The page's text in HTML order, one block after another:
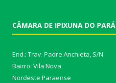
CÂMARA DE IPIXUNA DO PARÁ
End.: Trav. Padre Anchieta, S/N
Bairro: Vila Nova
Nordeste Paraense